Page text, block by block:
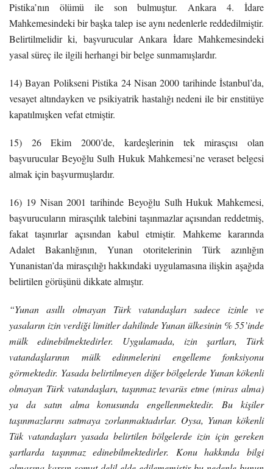
Pistika’nın ölümü ile son bulmuştur. Ankara 4. İdare
Mahkemesindeki bir başka talep ise aynı nedenlerle reddedilmiştir.
Belirtilmelidir ki, başvurucular Ankara İdare Mahkemesindeki
yasal süreç ile ilgili herhangi bir belge sunmamışlardır.
14) Bayan Polikseni Pistika 24 Nisan 2000 tarihinde İstanbul’da,
vesayet altındayken ve psikiyatrik hastalığı nedeni ile bir enstitüye
kapatılmışken vefat etmiştir.
15) 26 Ekim 2000’de, kardeşlerinin tek mirasçısı olan
başvurucular Beyoğlu Sulh Hukuk Mahkemesi’ne veraset belgesi
almak için başvurmuşlardır.
16) 19 Nisan 2001 tarihinde Beyoğlu Sulh Hukuk Mahkemesi,
başvurucuların mirasçılık talebini taşınmazlar açısından reddetmiş,
fakat taşınırlar açısından kabul etmiştir. Mahkeme kararında
Adalet Bakanlığının, Yunan otoritelerinin Türk azınlığın
Yunanistan’da mirasçılığı hakkındaki uygulamasına ilişkin aşağıda
belirtilen görüşünü dikkate almıştır.
“Yunan asıllı olmayan Türk vatandaşları sadece izinle ve
yasaların izin verdiği limitler dahilinde Yunan ülkesinin % 55’inde
mülk edinebilmektedirler. Uygulamada, izin şartları, Türk
vatandaşlarının mülk edinmelerini engelleme fonksiyonu
görmektedir. Yasada belirtilmeyen diğer bölgelerde Yunan kökenli
olmayan Türk vatandaşları, taşınmaz tevarüs etme (miras alma)
ya da satın alma konusunda engellenmektedir. Bu kişiler
taşınmazlarını satmaya zorlanmaktadırlar. Oysa, Yunan kökenli
Tük vatandaşları yasada belirtilen bölgelerde izin için gereken
şartlarda taşınmaz edinebilmektedirler. Konu hakkında bilgi